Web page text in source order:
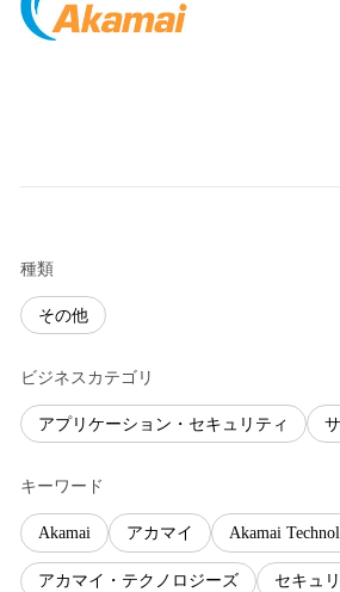
種類
その他
ビジネスカテゴリ
アプリケーション・セキュリティ
キーワード
Akamai アカマイ Akamai
アカマイ・テクノロジーズ セキュ